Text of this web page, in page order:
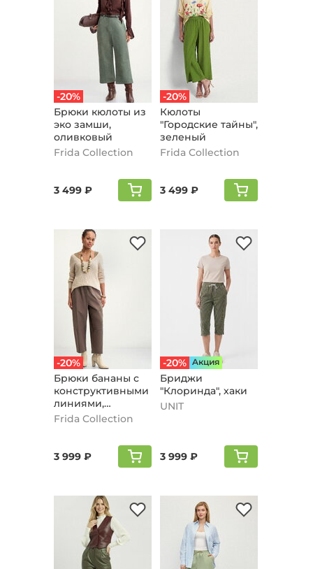
-20%
Брюки кюлоты из
эко замши,
оливковый
Frida Collection
3 499 ₽
-20%
Кюлоты
"Городские тайны",
зеленый
Frida Collection
3 499 ₽
-20%
Брюки бананы с
конструктивными
линиями,
оливковый
Frida Collection
3 999 ₽
-20% Aкция
Бриджи
"Клоринда", хаки
UNIT
3 999 ₽